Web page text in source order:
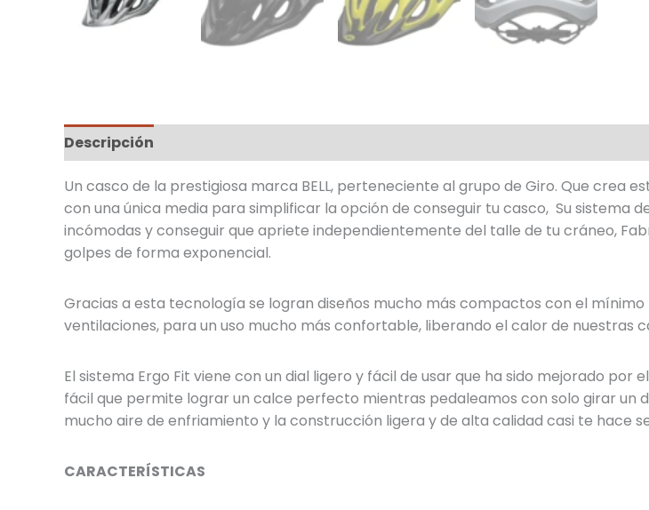
Descripción
Un casco de la prestigiosa marca BELL, perteneciente al grupo de Giro. Que crea
con una única media para simplificar la opción de conseguir tu casco, Su sistema
incómodas y conseguir que apriete independientemente del talle de tu cráneo,
golpes de forma exponencial.
Gracias a esta tecnología se logran diseños mucho más compactos con el
ventilaciones, para un uso mucho más confortable, liberando el calor de nuestras
El sistema Ergo Fit viene con un dial ligero y fácil de usar que ha sido mejorado por
fácil que permite lograr un calce perfecto mientras pedaleamos con solo girar un
mucho aire de enfriamiento y la construcción ligera y de alta calidad casi te hace
CARACTERÍSTICAS